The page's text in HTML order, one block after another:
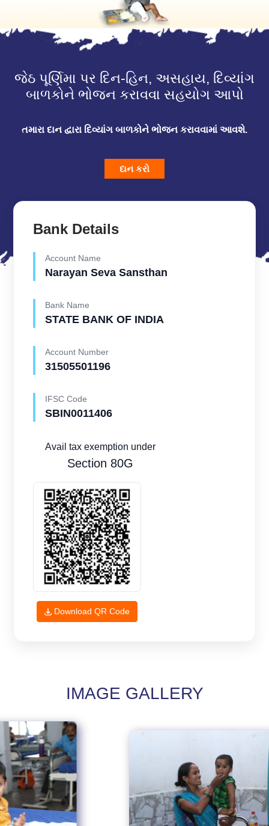
જેઠ પૂર્ણિમા પર દિન-હિન, અસહાય, દિવ્યાંગ
બાળકોને ભોજન કરાવવા સહયોગ આપો
તમારા દાન દ્વારા દિવ્યાંગ બાળકોને ભોજન કરાવવામાં આવશે.
દાન કરો
Bank Details
Account Name
Narayan Seva Sansthan
Bank Name
STATE BANK OF INDIA
Account Number
31505501196
IFSC Code
SBIN0011406
Avail tax exemption under
Section 80G
Download QR Code
IMAGE GALLERY